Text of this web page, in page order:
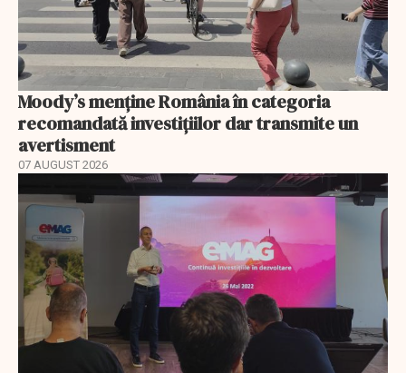
Moody’s menține România în categoria
recomandată investițiilor dar transmite un
avertisment
07 AUGUST 2026